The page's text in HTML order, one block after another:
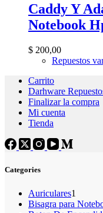
Caddy Y
Notebook
$ 200,00
Repuestos
Carrito
Darhware
Finalizar la compra
Mi cuenta
Tienda
Categories
Auriculares1
Bisagra para